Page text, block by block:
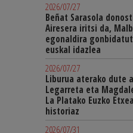
2026/07/27
Beñat Sarasola
Airesera iritsi da,
egonaldira
euskal idazlea
2026/07/27
Liburua aterako dute
Legarreta eta
La Platako Euzko
historiaz
2026/07/31